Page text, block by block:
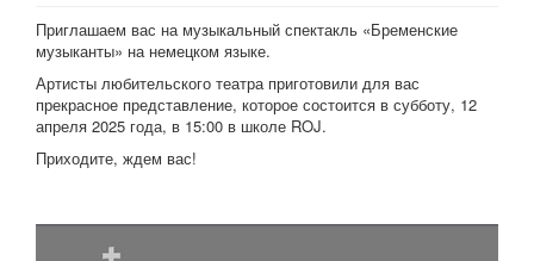
Приглашаем вас на музыкальный спектакль «Бременские
музыканты» на немецком языке.
Артисты любительского театра приготовили для вас
прекрасное представление, которое состоится в субботу, 12
апреля 2025 года, в 15:00 в школе ROJ.
Приходите, ждем вас!